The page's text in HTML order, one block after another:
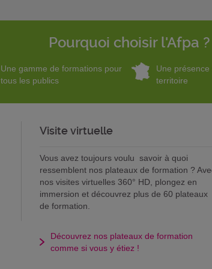
Pourquoi choisir l'Afpa ?
Une gamme de formations pour
tous les publics
Une présence
territoire
Visite virtuelle
Vous avez toujours voulu savoir à quoi
ressemblent nos plateaux de formation ?
nos visites virtuelles 360° HD, plongez en
immersion et découvrez plus de 60 plateaux
de formation.
Découvrez nos plateaux de formation
comme si vous y étiez !